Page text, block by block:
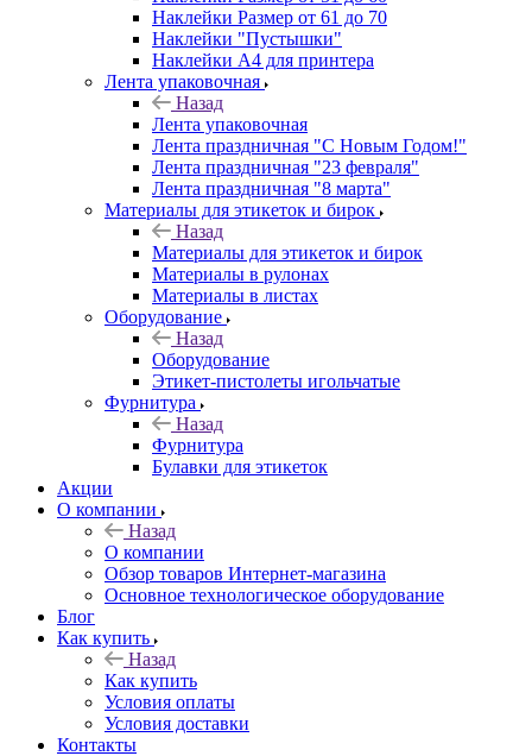
Наклейки Размер от 61 до 70
Наклейки "Пустышки"
Наклейки А4 для принтера
Лента упаковочная
Назад
Лента упаковочная
Лента праздничная "С Новым Годом!"
Лента праздничная "23 февраля"
Лента праздничная "8 марта"
Материалы для этикеток и бирок
Назад
Материалы для этикеток и бирок
Материалы в рулонах
Материалы в листах
Оборудование
Назад
Оборудование
Этикет-пистолеты игольчатые
Фурнитура
Назад
Фурнитура
Булавки для этикеток
Акции
О компании
Назад
О компании
Обзор товаров Интернет-магазина
Основное технологическое оборудование
Блог
Как купить
Назад
Как купить
Условия оплаты
Условия доставки
Контакты